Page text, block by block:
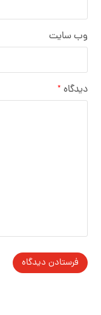
وب‌ سایت
دیدگاه *